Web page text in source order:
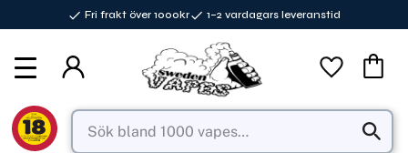
Fri frakt över 1000kr 1–2 vardagars leveranstid
Favoriter